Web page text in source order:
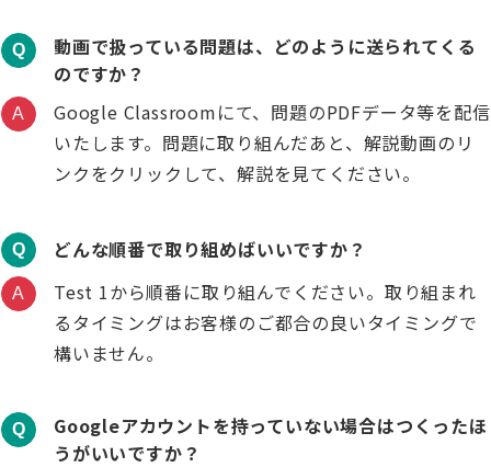
Q
動画で扱っている問題は、どのように送られてくる
のですか？
A
Google Classroomにて、問題のPDFデータ等を配信
いたします。問題に取り組んだあと、解説動画のリ
ンクをクリックして、解説を見てください。
Q どんな順番で取り組めばいいですか？
A
Test 1から順番に取り組んでください。取り組まれ
るタイミングはお客様のご都合の良いタイミングで
構いません。
Q
Googleアカウントを持っていない場合はつくったほ
うがいいですか？